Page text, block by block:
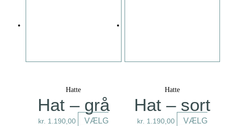
Hatte
Hat – grå
kr. 1.190,00
VÆLG
Hatte
Hat – sort
kr. 1.190,00
VÆLG